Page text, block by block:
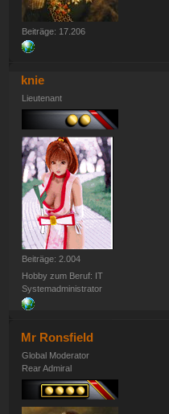
Beiträge: 17.206
knie
Lieutenant
Beiträge: 2.004
Hobby zum Beruf: IT
Systemadministrator
Mr Ronsfield
Global Moderator
Rear Admiral